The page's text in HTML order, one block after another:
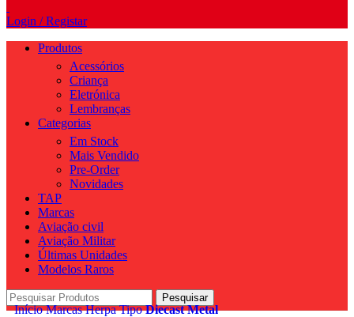
Login / Registar
Produtos
Acessórios
Criança
Eletrónica
Lembranças
Categorias
Em Stock
Mais Vendido
Pre-Order
Novidades
TAP
Marcas
Aviação civil
Aviação Militar
Últimas Unidades
Modelos Raros
Pesquisar
InícioMarcasHerpaTipoDiecast Metal